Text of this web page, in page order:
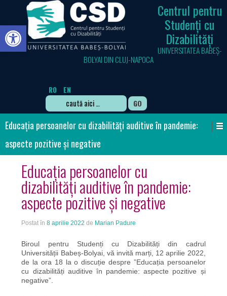
Deschide bara de unelte
Centrul pentru
Studenți cu
Dizabilități
UNIVERSITATEA BABEȘ-
BOLYAI DIN CLUJ-NAPOCA
RO EN
Search
for:
Educația persoanelor cu dizabilități auditive în pandemie:
aspecte pozitive și negative
Educația persoanelor cu
dizabilități auditive în pandemie:
aspecte pozitive și negative
Postat în8 aprilie 2022 de Marian Padure
Biroul pentru Studenți cu Dizabilități din cadrul
Universității Babeș-Bolyai, vă invită marți, 12 aprilie 2022,
de la ora 18 la o discuție despre ”Educația persoanelor
cu dizabilități auditive în pandemie: aspecte pozitive și
negative”.